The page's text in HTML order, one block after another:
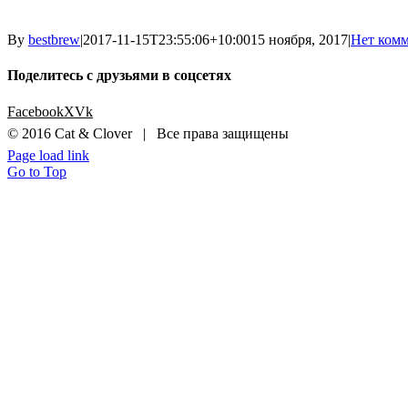
By bestbrew|2017-11-15T23:55:06+10:0015 ноября, 2017|Нет
Поделитесь с друзьями в соцсетях
FacebookXVk
© 2016 Cat & Clover | Все права защищены
Page load link
Go to Top